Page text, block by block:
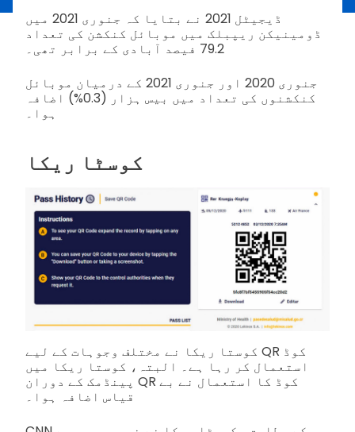
ڈیجیٹل 2021 نے بتایا کہ جنوری 2021 میں
ڈومینیکن ریپبلک میں موبائل کنکشن کی تعداد
79.2 فیصد آبادی کے برابر تھی۔
جنوری 2020 اور جنوری 2021 کے درمیان موبائل
کنکشنوں کی تعداد میں بیس ہزار (0.3%) اضافہ
ہوا۔
کوسٹا ریکا
کوستا ریکا نے مختلف وجوہات کے لیے QR کوڈ
استعمال کر رہا ہے۔ البتہ، کوستا ریکا میں
پینڈمک کے دوران QR کوڈ کا استعمال نے بے
قیاس اضافہ ہوا۔